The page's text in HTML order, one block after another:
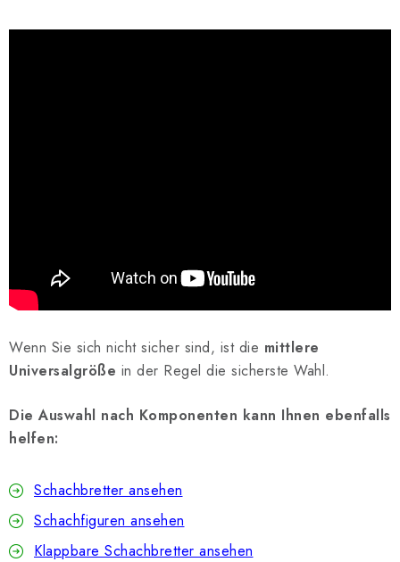
Wenn Sie sich nicht sicher sind, ist die mittlere
Universalgröße in der Regel die sicherste Wahl.
Die Auswahl nach Komponenten kann Ihnen ebenfalls
helfen:
Schachbretter ansehen
Schachfiguren ansehen
Klappbare Schachbretter ansehen